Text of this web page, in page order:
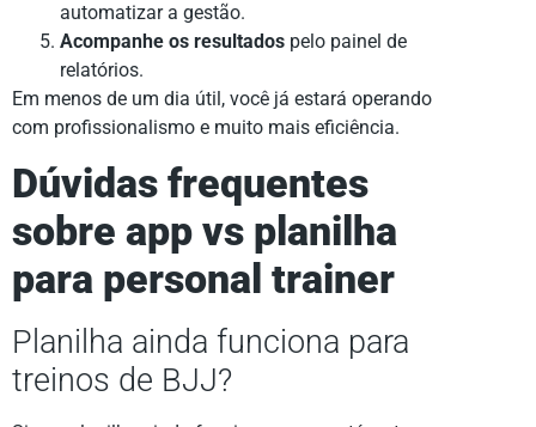
automatizar a gestão.
Acompanhe os resultados pelo painel de
relatórios.
Em menos de um dia útil, você já estará operando
com profissionalismo e muito mais eficiência.
Dúvidas frequentes
sobre app vs planilha
para personal trainer
Planilha ainda funciona para
treinos de BJJ?